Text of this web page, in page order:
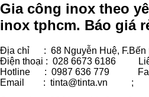
Gia công inox theo
inox tphcm. Báo giá
Địa chỉ : 68 Nguyễn Huệ, F.Bến
Điện thoại : 028 6673 6186
Hotline : 0987 636 779
Email : tinta@tinta.vn ;